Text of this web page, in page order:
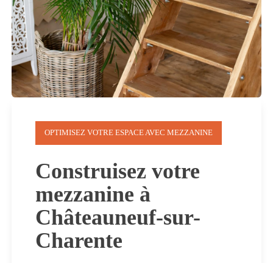
OPTIMISEZ VOTRE ESPACE AVEC MEZZANINE
Construisez votre
mezzanine à
Châteauneuf-sur-
Charente